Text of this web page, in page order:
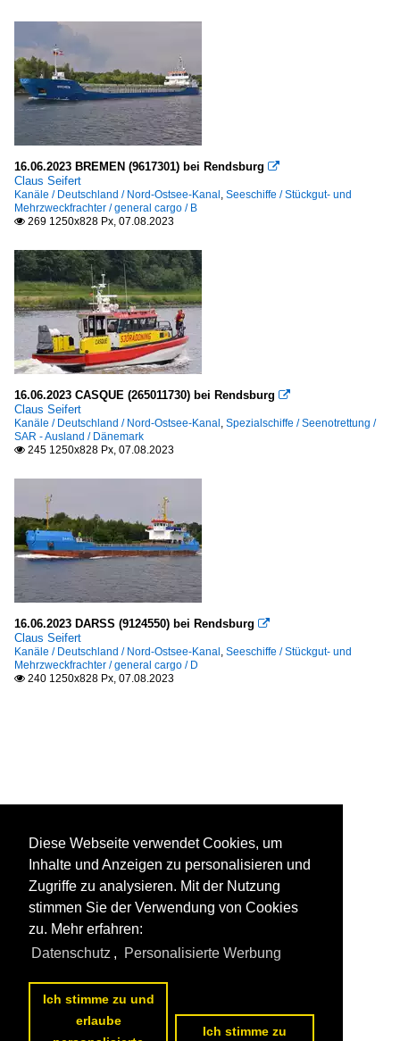
16.06.2023 BREMEN (9617301) bei Rendsburg 
Claus Seifert
Kanäle / Deutschland / Nord-Ostsee-Kanal Seeschiffe / Stückgut- und
Mehrzweckfrachter / general cargo / B
 269 1250x828 Px, 07.08.2023
16.06.2023 CASQUE (265011730) bei Rendsburg 
Claus Seifert
Kanäle / Deutschland / Nord-Ostsee-Kanal Spezialschiffe / Seenotrettung /
SAR - Ausland / Dänemark
 245 1250x828 Px, 07.08.2023
16.06.2023 DARSS (9124550) bei Rendsburg 
Claus Seifert
Kanäle / Deutschland / Nord-Ostsee-Kanal Seeschiffe / Stückgut- und
Mehrzweckfrachter / general cargo / D
 240 1250x828 Px, 07.08.2023
Diese Webseite verwendet Cookies, um
Inhalte und Anzeigen zu personalisieren und
Zugriffe zu analysieren. Mit der Nutzung
stimmen Sie der Verwendung von Cookies
zu. Mehr erfahren:
Datenschutz , Personalisierte Werbung
Ich stimme zu und
erlaube
Ich stimme zu